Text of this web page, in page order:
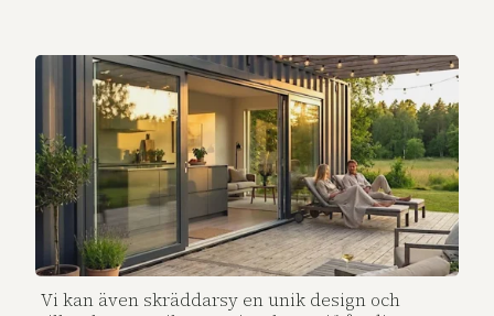
Vi kan även skräddarsy en unik design och